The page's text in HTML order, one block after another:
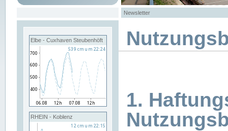
Newsletter
Elbe - Cuxhaven Steubenhöft
RHEIN - Koblenz
1.